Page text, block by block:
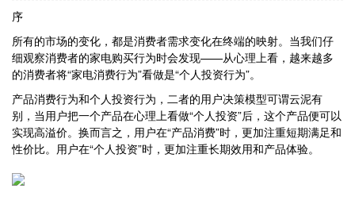
序
所有的市场的变化，都是消费者需求变化在终端的映射。当我们仔
细观察消费者的家电购买行为时会发现——从心理上看，越来越多
的消费者将“家电消费行为”看做是“个人投资行为”。
产品消费行为和个人投资行为，二者的用户决策模型可谓云泥有
别，当用户把一个产品在心理上看做“个人投资”后，这个产品便可以
实现高溢价。换而言之，用户在“产品消费”时，更加注重短期满足和
性价比。用户在“个人投资”时，更加注重长期效用和产品体验。